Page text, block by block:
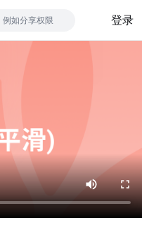
例如分享权限 登录